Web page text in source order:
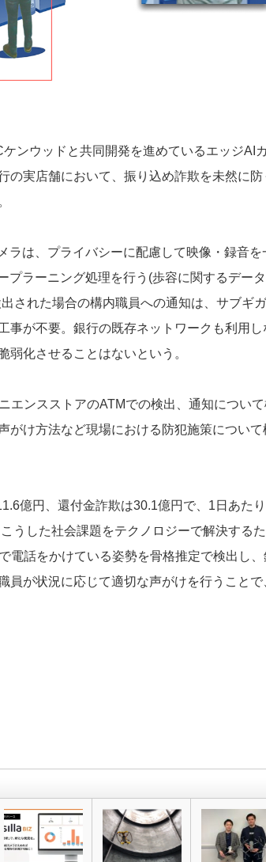
ンウッドと共同開発を進めているエッジAI
の実店舗において、振り込め詐欺を未然に防
ラは、プライバシーに配慮して映像・録音を
プラーニング処理を行う(歩容に関するデー
された場合の構内職員への通知は、サブギ
事が不要。銀行の既存ネットワークも利用し
弱化させることはないという。
エンスストアのATMでの検出、通知につい
がけ方法など現場における防犯施策について
億円、還付金詐欺は30.1億円で、1日あたり
うした社会課題をテクノロジーで解決する
電話をかけている姿勢を骨格推定で検出し
員が状況に応じて適切な声がけを行うことで